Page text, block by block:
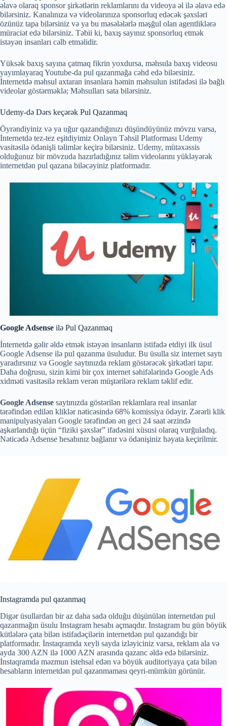
əlavə olaraq sponsor şirkətlərin reklamlarını da videoya əl ilə əlavə edə
bilərsiniz. Kanalınıza və videolarınıza sponsorluq edəcək şəxsləri
özünüz tapa bilərsiniz və ya bu məsələlərlə məşğul olan agentliklərə
müraciət edə bilərsiniz. Təbii ki, baxış sayınız sponsorluq etmək
istəyən insanları cəlb etməlidir.
Yüksək baxış sayına çatmaq fikrin yoxdursa, məhsula baxış videosu
yayımlayaraq Youtube-da pul qazanmağa cəhd edə bilərsiniz.
İnternetdə məhsul axtaran insanlara həmin məhsulun istifadəsi ilə bağlı
videolar göstərməklə; Məhsulları sata bilərsiniz.
Udemy-də Dərs keçərək Pul Qazanmaq
Öyrəndiyiniz və ya uğur qazandığınızı düşündüyünüz mövzu varsa,
İnternetdə tez-tez eşitdiyimiz Onlayn Təhsil Platforması Udemy
vasitəsilə ödənişli təlimlər keçirə bilərsiniz. Udemy, mütəxəssis
olduğunuz bir mövzuda hazırladığınız təlim videolarını yükləyərək
internetdən pul qazana biləcəyiniz platformadır.
Google Adsense ilə Pul Qazanmaq
İnternetdə gəlir əldə etmək istəyən insanların istifadə etdiyi ilk üsul
Google Adsense ilə pul qazanma üsuludur. Bu üsulla siz internet saytı
yaradırsınız və Google saytınızda reklam göstərəcək şirkətləri tapır.
Daha doğrusu, sizin kimi bir çox internet səhifələrində Google Ads
xidməti vasitəsilə reklam verən müştərilərə reklam təklif edir.
Google Adsense saytınızda göstərilən reklamlara real insanlar
tərəfindən edilən kliklər nəticəsində 68% komissiya ödəyir. Zərərli klik
manipulyasiyaları Google tərəfindən ən geci 24 saat ərzində
aşkarlandığı üçün “fiziki şəxslər” ifadəsini xüsusi olaraq vurğuladıq.
Nəticədə Adsense hesabınız bağlanır və ödənişiniz həyata keçirilmir.
Instagramda pul qazanmaq
Digər üsullardan bir az daha sadə olduğu düşünülən internetdən pul
qazanmağın üsulu Instagram hesabı açmaqdır. Instagram bu gün böyük
kütlələrə çata bilən istifadəçilərin internetdən pul qazandığı bir
platformadır. İnstaqramda xeyli sayda izləyiciniz varsa, reklam ala və
ayda 300 AZN ilə 1000 AZN arasında qazanc əldə edə bilərsiniz.
İnstaqramda məzmun istehsal edən və böyük auditoriyaya çata bilən
hesabların internetdən pul qazanmaması qeyri-mümkün görünür.